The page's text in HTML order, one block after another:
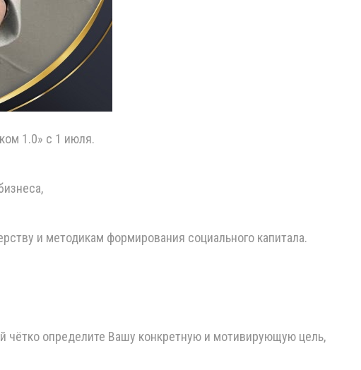
1.0» с 1 июля.
,
и методикам формирования социального капитала.
чётко определите Вашу конкретную и мотивирующую цель,